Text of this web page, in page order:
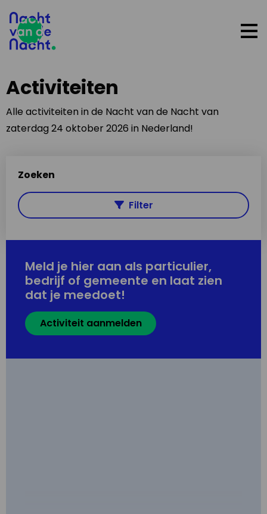
Activiteiten
Alle activiteiten in de Nacht van de Nacht van
zaterdag 24 oktober 2026 in Nederland!
Zoeken
Filter
Meld je hier aan als particulier,
bedrijf of gemeente en laat zien
dat je meedoet!
Activiteit aanmelden